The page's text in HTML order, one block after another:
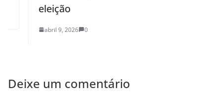
eleição
abril 9, 2026 0
Deixe um comentário